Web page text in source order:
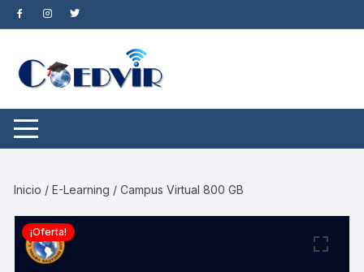
Saltar
al
Inicio /E-Learning / Campus Virtual 800 GB
¡Oferta!